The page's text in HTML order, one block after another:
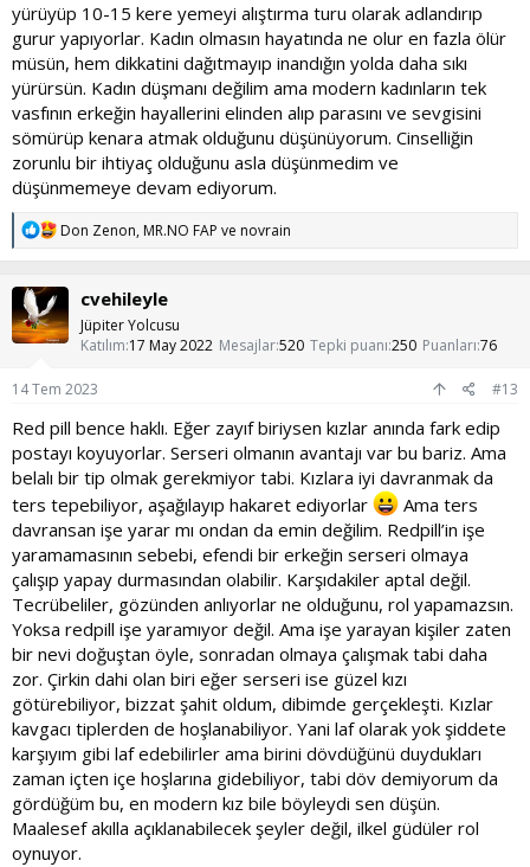
yürüyüp 10-15 kere yemeyi alıştırma turu olarak adlandırıp
gurur yapıyorlar. Kadın olmasın hayatında ne olur en fazla ölür
müsün, hem dikkatini dağıtmayıp inandığın yolda daha sıkı
yürürsün. Kadın düşmanı değilim ama modern kadınların tek
vasfının erkeğin hayallerini elinden alıp parasını ve sevgisini
sömürüp kenara atmak olduğunu düşünüyorum. Cinselliğin
zorunlu bir ihtiyaç olduğunu asla düşünmedim ve
düşünmemeye devam ediyorum.
T
p
k
l
e
Don Zenon,MR.NO FAP ve novrain
cvehileyle
Jüpiter Yolcusu
Katılım 17 May 2022 Mesajlar520 Tepki puanı 250 Puanları 76
14 Tem 2023 #13
Red pill bence haklı. Eğer zayıf biriysen kızlar anında fark edip
postayı koyuyorlar. Serseri olmanın avantajı var bu bariz. Ama
belalı bir tip olmak gerekmiyor tabi. Kızlara iyi davranmak da
ters tepebiliyor, aşağılayıp hakaret ediyorlar
Ama ters
davransan işe yarar mı ondan da emin değilim. Redpill’in işe
yaramamasının sebebi, efendi bir erkeğin serseri olmaya
çalışıp yapay durmasından olabilir. Karşıdakiler aptal değil.
Tecrübeliler, gözünden anlıyorlar ne olduğunu, rol yapamazsın.
Yoksa redpill işe yaramıyor değil. Ama işe yarayan kişiler zaten
bir nevi doğuştan öyle, sonradan olmaya çalışmak tabi daha
zor. Çirkin dahi olan biri eğer serseri ise güzel kızı
götürebiliyor, bizzat şahit oldum, dibimde gerçekleşti. Kızlar
kavgacı tiplerden de hoşlanabiliyor. Yani laf olarak yok şiddete
karşıyım gibi laf edebilirler ama birini dövdüğünü duydukları
zaman içten içe hoşlarına gidebiliyor, tabi döv demiyorum da
gördüğüm bu, en modern kız bile böyleydi sen düşün.
Maalesef akılla açıklanabilecek şeyler değil, ilkel güdüler rol
oynuyor.